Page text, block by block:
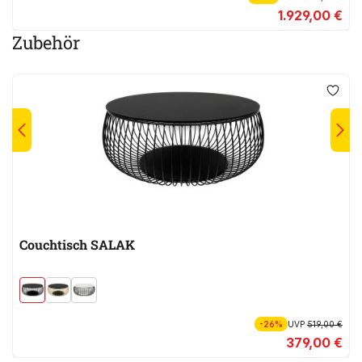
1.929,00 €
Zubehör
Couchtisch SALAK
-26% UVP519,00 €
379,00 €